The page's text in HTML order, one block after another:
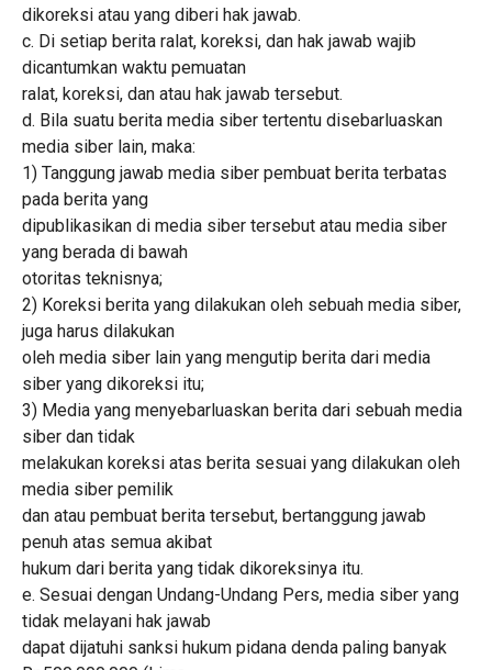
dikoreksi atau yang diberi hak jawab.
c. Di setiap berita ralat, koreksi, dan hak jawab wajib
dicantumkan waktu pemuatan
ralat, koreksi, dan atau hak jawab tersebut.
d. Bila suatu berita media siber tertentu disebarluaskan
media siber lain, maka:
1) Tanggung jawab media siber pembuat berita terbatas
pada berita yang
dipublikasikan di media siber tersebut atau media siber
yang berada di bawah
otoritas teknisnya;
2) Koreksi berita yang dilakukan oleh sebuah media siber,
juga harus dilakukan
oleh media siber lain yang mengutip berita dari media
siber yang dikoreksi itu;
3) Media yang menyebarluaskan berita dari sebuah media
siber dan tidak
melakukan koreksi atas berita sesuai yang dilakukan oleh
media siber pemilik
dan atau pembuat berita tersebut, bertanggung jawab
penuh atas semua akibat
hukum dari berita yang tidak dikoreksinya itu.
e. Sesuai dengan Undang-Undang Pers, media siber yang
tidak melayani hak jawab
dapat dijatuhi sanksi hukum pidana denda paling banyak